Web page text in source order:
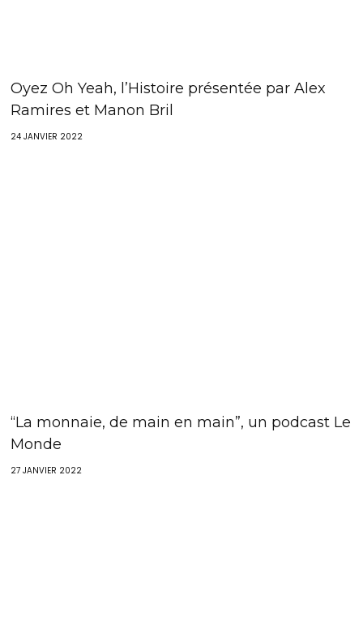
Oyez Oh Yeah, l’Histoire présentée par Alex
Ramires et Manon Bril
24 JANVIER 2022
“La monnaie, de main en main”, un podcast Le
Monde
27 JANVIER 2022